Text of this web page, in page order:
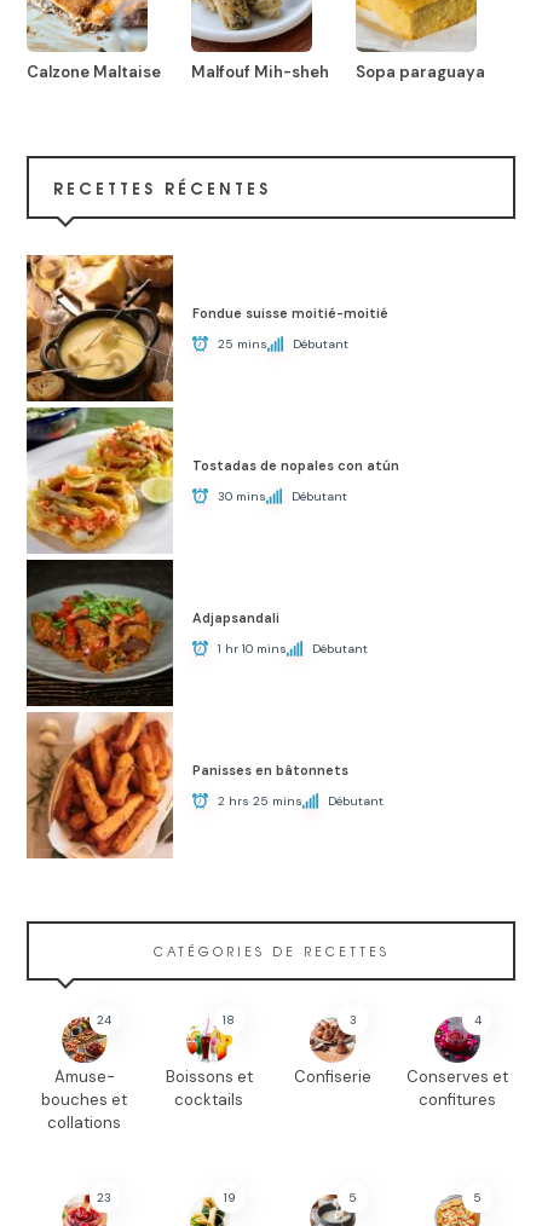
Calzone Maltaise Malfouf Mih-sheh Sopa paraguaya
RECETTES RÉCENTES
Fondue suisse moitié-moitié
25 mins Débutant
Tostadas de nopales con atún
30 mins Débutant
Adjapsandali
1 hr 10 mins Débutant
Panisses en bâtonnets
2 hrs 25 mins Débutant
CATÉGORIES DE RECETTES
24
Amuse-
bouches et
collations
18
Boissons et
cocktails
3
Confiserie
4
Conserves et
confitures
23 19 5 5